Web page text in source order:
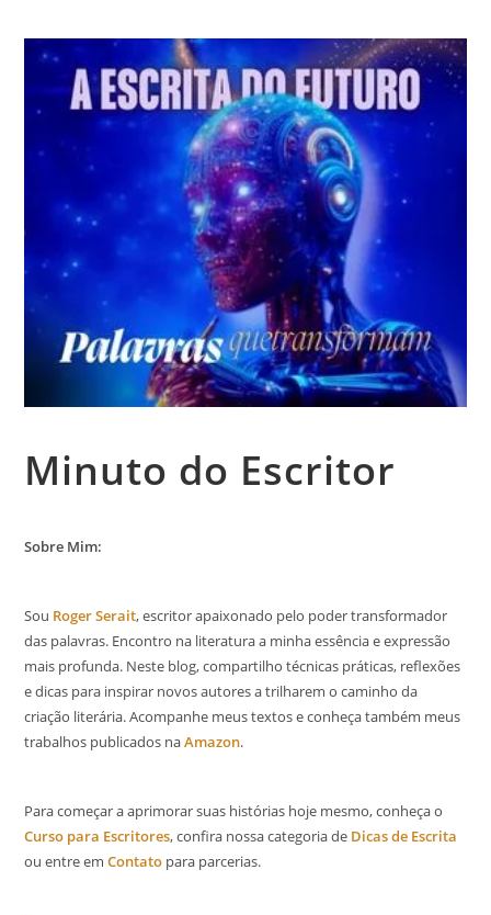
Minuto do Escritor
Sobre Mim:
Sou Roger Serait, escritor apaixonado pelo poder transformador
das palavras. Encontro na literatura a minha essência e expressão
mais profunda. Neste blog, compartilho técnicas práticas, reflexões
e dicas para inspirar novos autores a trilharem o caminho da
criação literária. Acompanhe meus textos e conheça também meus
trabalhos publicados naAmazon.
Para começar a aprimorar suas histórias hoje mesmo, conheça o
Curso para Escritores, confira nossa categoria de Dicas de Escrita
ou entre emContato para parcerias.